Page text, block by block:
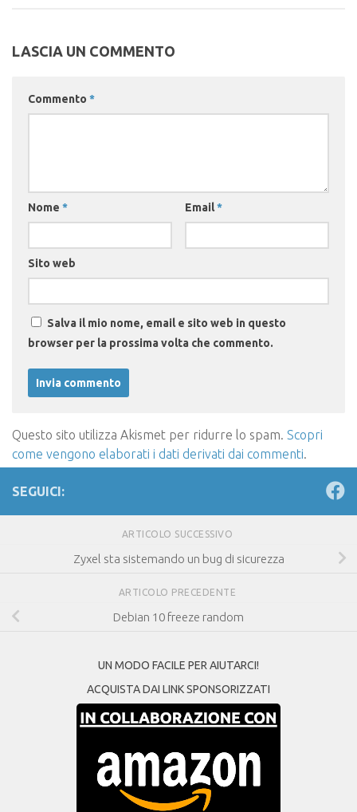
LASCIA UN COMMENTO
Commento *
Nome * Email*
Sito web
Salva il mio nome, email e sito web in questo
browser per la prossima volta che commento.
Questo sito utilizza Akismet per ridurre lo spam. Scopri
come vengono elaborati i dati derivati dai commenti.
SEGUICI:
ARTICOLO SUCCESSIVO
Zyxel sta sistemando un bug di sicurezza
ARTICOLO PRECEDENTE
Debian 10 freeze random
UN MODO FACILE PER AIUTARCI!
ACQUISTA DAI LINK SPONSORIZZATI